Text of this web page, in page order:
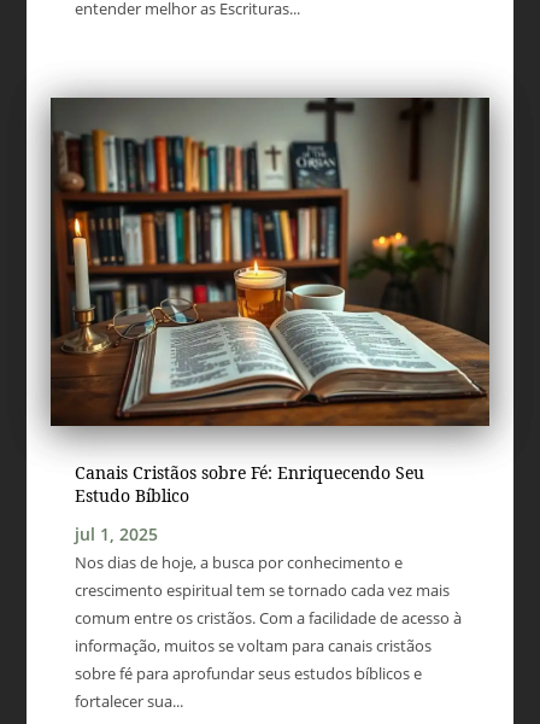
entender melhor as Escrituras...
Canais Cristãos sobre Fé: Enriquecendo Seu
Estudo Bíblico
jul 1, 2025
Nos dias de hoje, a busca por conhecimento e
crescimento espiritual tem se tornado cada vez mais
comum entre os cristãos. Com a facilidade de acesso à
informação, muitos se voltam para canais cristãos
sobre fé para aprofundar seus estudos bíblicos e
fortalecer sua...